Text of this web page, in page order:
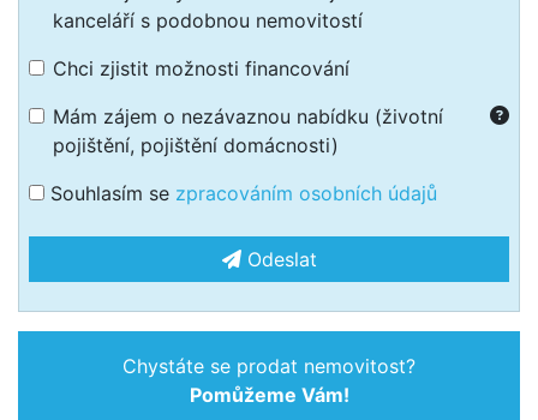
kanceláří s podobnou nemovitostí
Chci zjistit možnosti financování
Mám zájem o nezávaznou nabídku (životní
pojištění, pojištění domácnosti)
Souhlasím se zpracováním osobních údajů
Odeslat
Chystáte se prodat nemovitost?
Pomůžeme Vám!